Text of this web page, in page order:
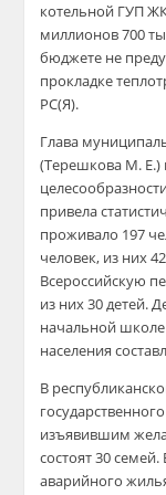
котельной ГУП
миллионов 700
бюджете не
прокладке
РС(Я).
Глава
(Терешкова М. Е.)
привела
проживало 197
человек, из них
Всероссийскую
из них 30 детей.
начальной школе
населения
В
изъявившим
состоят 30
аварийного